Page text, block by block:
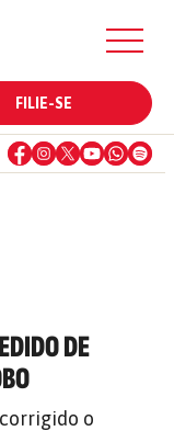
FILIE-SE
DE
o